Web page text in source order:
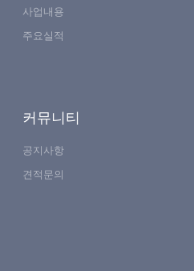
사업내용
주요실적
커뮤니티
공지사항
견적문의